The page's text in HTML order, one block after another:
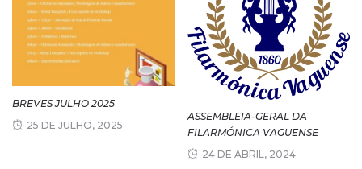
BREVES JULHO 2025
25 DE JULHO, 2025
ASSEMBLEIA-GERAL DA
FILARMÓNICA VAGUENSE
24 DE ABRIL, 2024